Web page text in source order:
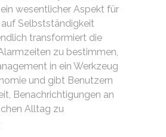
wesentlicher Aspekt für
auf Selbstständigkeit
transformiert die
zu bestimmen,
in ein Werkzeug
und gibt Benutzern
Benachrichtigungen an
Alltag zu